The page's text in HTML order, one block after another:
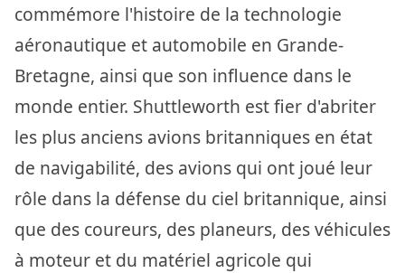
commémore l'histoire de la technologie
aéronautique et automobile en Grande-
Bretagne, ainsi que son influence dans le
monde entier. Shuttleworth est fier d'abriter
les plus anciens avions britanniques en état
de navigabilité, des avions qui ont joué leur
rôle dans la défense du ciel britannique, ainsi
que des coureurs, des planeurs, des véhicules
à moteur et du matériel agricole qui